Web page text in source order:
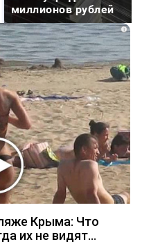
миллионов рублей
i
Крыма: Что
их не видят...